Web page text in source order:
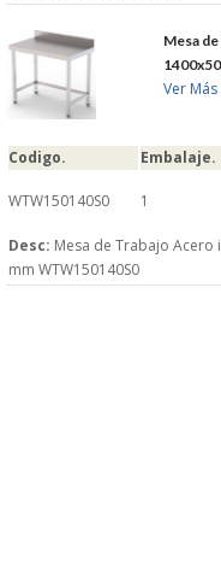
Mesa
Ver Más
Codigo. Embalaje.
WTW150140S0 1
Desc: Mesa de Trabajo Acero
mm WTW150140S0